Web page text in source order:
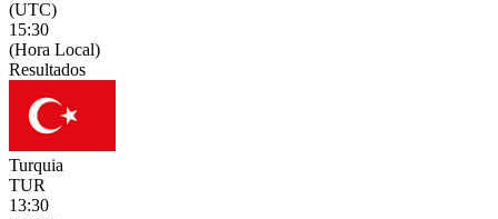
(UTC)
15:30
(Hora Local)
Resultados
Turquia
TUR
13:30